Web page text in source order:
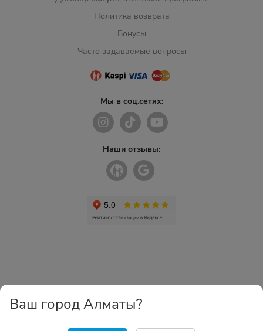
Политика возврата
Бонусы
Часто задаваемые вопросы
Мы в соц.сетях:
Наши отзывы:
Ваш город Алматы?